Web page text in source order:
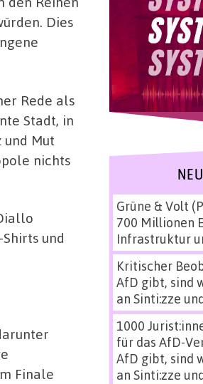
Dies
Rede als
Stadt, in
Mut
nichts
und
Finale
Grüne & Volt
700 Millionen
Infrastruktur
Kritischer
AfD gibt, sind
an Sinti:zze
1000
für das AfD-
AfD gibt, sind
an Sinti:zze